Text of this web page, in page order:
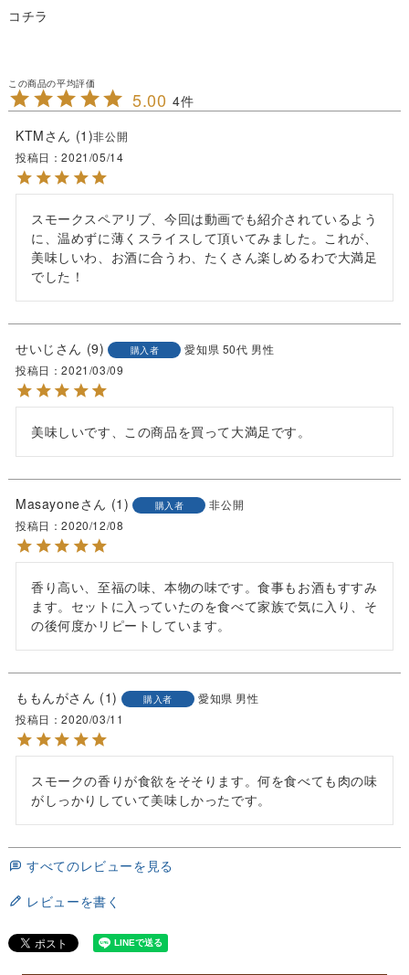
コチラ
5.00 4
KTM
1 非公開
投稿日
2021/05/14
スモークスペアリブ、今回は動画でも紹介されているよう
に、温めずに薄くスライスして頂いてみました。これが、
美味しいわ、お酒に合うわ、たくさん楽しめるわで大満足
でした！
せいじ 9 購入者 愛知県 50代 男性
投稿日
2021/03/09
美味しいです、この商品を買って大満足です。
Masayone 1 購入者
非公開
投稿日
2020/12/08
香り高い、至福の味、本物の味です。食事もお酒もすすみ
ます。セットに入っていたのを食べて家族で気に入り、そ
の後何度かリピートしています。
ももんが 1 購入者 愛知県 男性
投稿日
2020/03/11
スモークの香りが食欲をそそります。何を食べても肉の味
がしっかりしていて美味しかったです。
すべてのレビューを見る
レビューを書く